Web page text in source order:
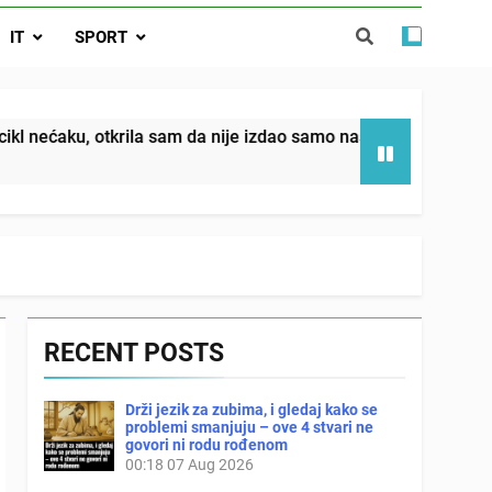
nije izdao samo našu kćer, nego je
sin već sutradan oženio ljubavnicom,
i da iza bolničkog stakla već čekaju
IT SPORT
sam da nije izdao samo našu kćer, nego je svojim
RECENT POSTS
Drži jezik za zubima, i gledaj kako se
problemi smanjuju – ove 4 stvari ne
govori ni rodu rođenom
00:18 07 Aug 2026